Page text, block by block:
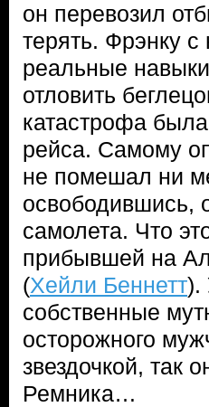
он перевозил
терять. Фрэнку
реальные
отловить
катастрофа
рейса. Самому
не помешал ни
освободившись,
самолета. Что
прибывшей на
(Хейли Беннетт).
собственные
осторожного
звездочкой, так
Ремника…